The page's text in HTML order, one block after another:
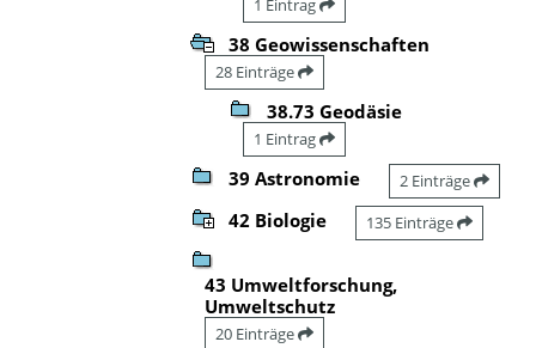
1 Eintrag
38 Geowissenschaften
28 Einträge
38.73 Geodäsie
1 Eintrag
39 Astronomie 2 Einträge
42 Biologie 135 Einträge
43 Umweltforschung,
Umweltschutz
20 Einträge